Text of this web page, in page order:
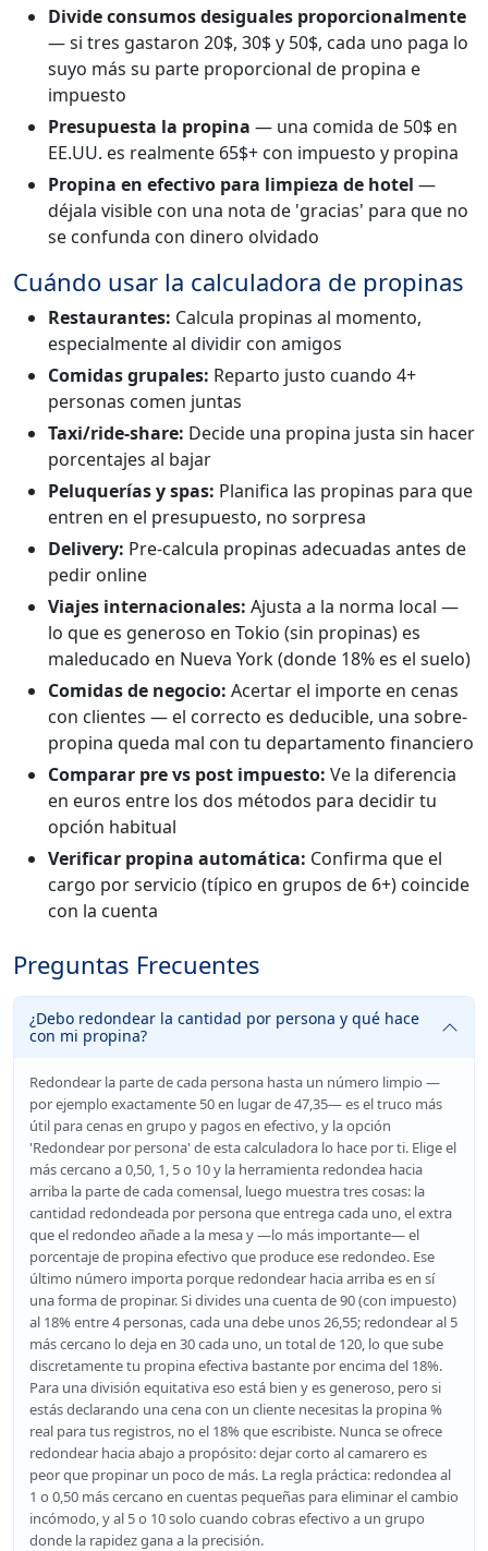
Divide consumos desiguales proporcionalmente
— si tres gastaron 20$, 30$ y 50$, cada uno paga lo
suyo más su parte proporcional de propina e
impuesto
Presupuesta la propina — una comida de 50$ en
EE.UU. es realmente 65$+ con impuesto y propina
Propina en efectivo para limpieza de hotel —
déjala visible con una nota de 'gracias' para que no
se confunda con dinero olvidado
Cuándo usar la calculadora de propinas
Restaurantes: Calcula propinas al momento,
especialmente al dividir con amigos
Comidas grupales: Reparto justo cuando 4+
personas comen juntas
Taxi/ride-share: Decide una propina justa sin hacer
porcentajes al bajar
Peluquerías y spas: Planifica las propinas para que
entren en el presupuesto, no sorpresa
Delivery: Pre-calcula propinas adecuadas antes de
pedir online
Viajes internacionales: Ajusta a la norma local —
lo que es generoso en Tokio (sin propinas) es
maleducado en Nueva York (donde 18% es el suelo)
Comidas de negocio: Acertar el importe en cenas
con clientes — el correcto es deducible, una sobre-
propina queda mal con tu departamento financiero
Comparar pre vs post impuesto: Ve la diferencia
en euros entre los dos métodos para decidir tu
opción habitual
Verificar propina automática: Confirma que el
cargo por servicio (típico en grupos de 6+) coincide
con la cuenta
Preguntas Frecuentes
¿Debo redondear la cantidad por persona y qué hace
con mi propina?
Redondear la parte de cada persona hasta un número limpio —
por ejemplo exactamente 50 en lugar de 47,35— es el truco más
útil para cenas en grupo y pagos en efectivo, y la opción
'Redondear por persona' de esta calculadora lo hace por ti. Elige el
más cercano a 0,50, 1, 5 o 10 y la herramienta redondea hacia
arriba la parte de cada comensal, luego muestra tres cosas: la
cantidad redondeada por persona que entrega cada uno, el extra
que el redondeo añade a la mesa y —lo más importante— el
porcentaje de propina efectivo que produce ese redondeo. Ese
último número importa porque redondear hacia arriba es en sí
una forma de propinar. Si divides una cuenta de 90 (con impuesto)
al 18% entre 4 personas, cada una debe unos 26,55; redondear al 5
más cercano lo deja en 30 cada uno, un total de 120, lo que sube
discretamente tu propina efectiva bastante por encima del 18%.
Para una división equitativa eso está bien y es generoso, pero si
estás declarando una cena con un cliente necesitas la propina %
real para tus registros, no el 18% que escribiste. Nunca se ofrece
redondear hacia abajo a propósito: dejar corto al camarero es
peor que propinar un poco de más. La regla práctica: redondea al
1 o 0,50 más cercano en cuentas pequeñas para eliminar el cambio
incómodo, y al 5 o 10 solo cuando cobras efectivo a un grupo
donde la rapidez gana a la precisión.